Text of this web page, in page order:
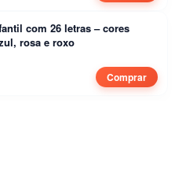
com 26 letras – cores
rosa e roxo
Comprar